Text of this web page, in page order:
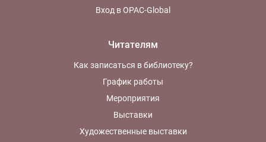
Вход в OPAC-Global
Читателям
Как записаться в библиотеку?
График работы
Мероприятия
Выставки
Художественные выставки